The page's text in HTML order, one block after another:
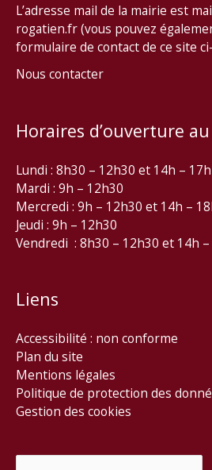
L’adresse mail de la mairie est
rogatien.fr (vous pouvez
formulaire de contact de ce site
Nous contacter
Horaires d’ouverture
Lundi : 8h30 – 12h30 et 14h – 17h
Mardi : 9h – 12h30
Mercredi : 9h – 12h30 et 14h –
Jeudi : 9h – 12h30
Vendredi : 8h30 – 12h30 et 14h
Liens
Accessibilité : non conforme
Plan du site
Mentions légales
Politique de protection des
Gestion des cookies